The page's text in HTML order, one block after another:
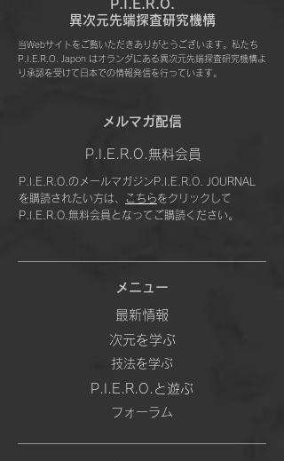
P.I.E.R.O.
​異次元先端探査研究機構
当Webサイトをご覧いただきありがとうございます。私たち
P.I.E.R.O. Japon はオランダにある異次元先端探査研究機構よ
り承認を受けて日本での情報発信を行っています。
​メルマガ配信
P.I.E.R.O.無料会員
P.I.E.R.O.のメールマガジンP.I.E.R.O. JOURNAL
を購読されたい方は、 こちらをクリックして
P.I.E.R.O.無料会員となってご購読ください。
メニュー
最新情報
次元を学ぶ
技法を学ぶ
P.I.E.R.O.と遊ぶ
フォーラム